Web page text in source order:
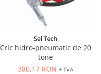
Sel Tech
Cric hidro-pneumatic de 20
tone
380,17 RON + TVA